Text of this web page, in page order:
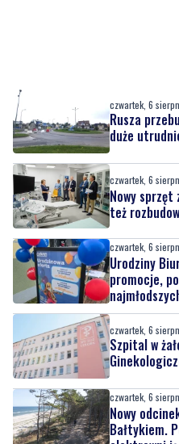
czwartek, 6
Rusza
duże
czwartek, 6
Nowy sprzęt
też
czwartek, 6
Urodziny
promocje,
czwartek, 6
Szpital w
czwartek, 6
Nowy
Bałtykiem.